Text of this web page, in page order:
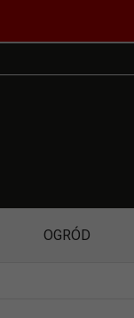
OGRÓD